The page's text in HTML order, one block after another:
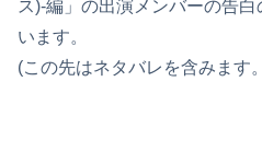
ス)-編」の出演メンバーの告
います。
(この先はネタバレを含みます